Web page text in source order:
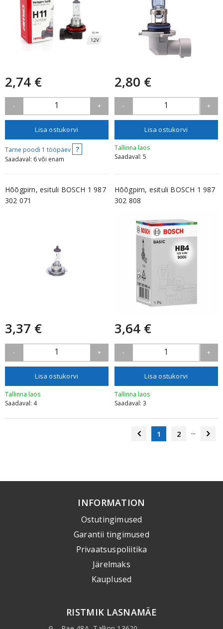
2,74 €
- 1 +
Lisa ostukorvi
Tarne poodi 1 tööpäev ?
Saadaval: 6 või enam
2,80 €
- 1 +
Lisa ostukorvi
Tallinna laos
Saadaval: 5
Hõõgpirn, esituli BOSCH 1 987
302 071
3,37 €
- 1 +
Lisa ostukorvi
Tallinna laos
Saadaval: 4
Hõõgpirn, esituli BOSCH 1 987
302 808
3,64 €
- 1 +
Lisa ostukorvi
Tallinna laos
Saadaval: 3
1 2 ...
INFORMATION
Ostutingimused
Garantii tingimused
Privaatsuspoliitika
Järelmaks
Kauplused
RISTMIK LASNAMÄE